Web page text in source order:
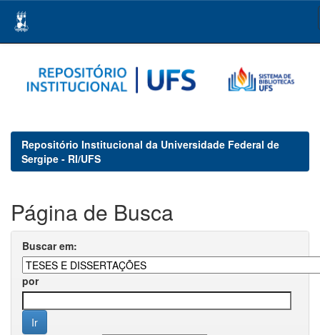
navigation
Repositório Institucional da Universidade Federal de
Sergipe - RI/UFS
Página de Busca
Buscar em:
por